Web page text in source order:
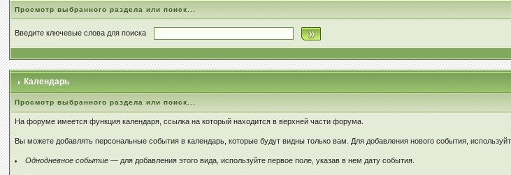
Просмотр выбранного раздела или поиск...
Введите ключевые слова для поиска
Календарь
Просмотр выбранного раздела или поиск...
На форуме имеется функция календаря, ссылка на который находится в верхней части форума.
Вы можете добавлять персональные события в календарь, которые будут видны только вам. Для добавления нового события,
Однодневное событие — для добавления этого вида, используйте первое поле, указав в нем дату события.